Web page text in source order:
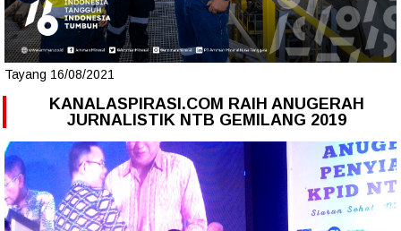
Tayang 16/08/2021
KANALASPIRASI.COM RAIH ANUGERAH
JURNALISTIK NTB GEMILANG 2019